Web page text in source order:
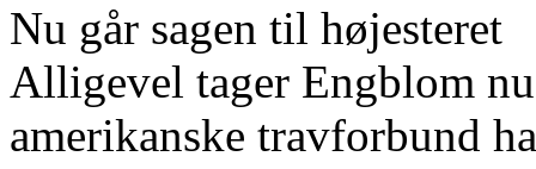
Nu går sagen til højesteret
Alligevel tager Engblom
amerikanske travforbund